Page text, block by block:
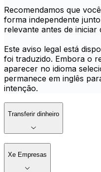
Recomendamos que
forma independente
relevante antes de iniciar
Este aviso legal está
foi traduzido. Embora o
aparecer no idioma
permanece em inglês
intenção.
Transferir dinheiro
Xe Empresas